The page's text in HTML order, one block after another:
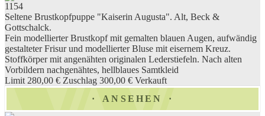
1154
Seltene Brustkopfpuppe "Kaiserin Augusta". Alt, Beck &
Gottschalck.
Fein modellierter Brustkopf mit gemalten blauen Augen, aufwändig
gestalteter Frisur und modellierter Bluse mit eisernem Kreuz.
Stoffkörper mit angenähten originalen Lederstiefeln. Nach alten
Vorbildern nachgenähtes, hellblaues Samtkleid
Limit 280,00 € Zuschlag 300,00 € Verkauft
ANSEHEN